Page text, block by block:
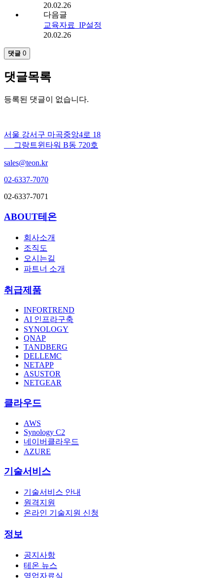
20.02.26
다음글
교육자료_IP설정
20.02.26
댓글 0
댓글목록
등록된 댓글이 없습니다.
서울 강서구 마곡중앙4로 18
그랑트윈타워 B동 720호
sales@teon.kr
02-6337-7070
02-6337-7071
ABOUT테온
회사소개
조직도
오시는길
파트너 소개
취급제품
INFORTREND
AI 인프라구축
SYNOLOGY
QNAP
TANDBERG
DELLEMC
NETAPP
ASUSTOR
NETGEAR
클라우드
AWS
Synology C2
네이버클라우드
AZURE
기술서비스
기술서비스 안내
원격지원
온라인 기술지원 신청
정보
공지사항
테온 뉴스
영업자료실